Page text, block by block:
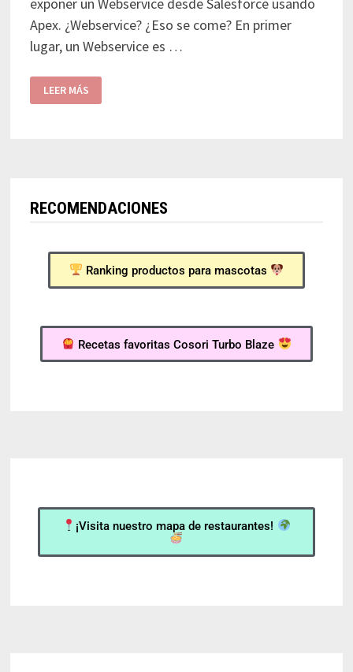
exponer un Webservice desde Salesforce usando
Apex. ¿Webservice? ¿Eso se come? En primer
lugar, un Webservice es …
LEER MÁS
RECOMENDACIONES
Ranking productos para mascotas
Recetas favoritas Cosori Turbo Blaze
¡Visita nuestro mapa de restaurantes!